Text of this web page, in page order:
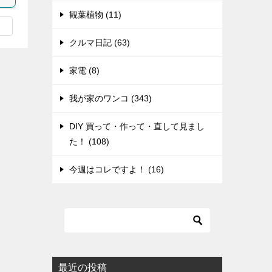
観葉植物 (11)
クルマ日記 (63)
家電 (8)
我が家のワンコ (343)
DIY 買って・作って・直して見まし
た！ (108)
今週はコレですよ！ (16)
最近の投稿